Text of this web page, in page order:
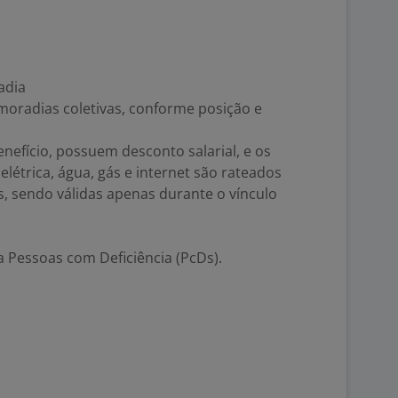
coletivas, conforme posição e
possuem desconto salarial, e os
água, gás e internet são rateados
sendo válidas apenas durante o vínculo
Pessoas com Deficiência (PcDs).